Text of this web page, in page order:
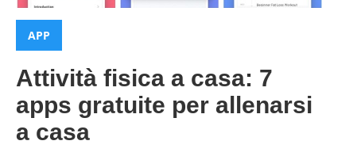
Categorias:
APP
Attività fisica a casa: 7
apps gratuite per allenarsi
a casa